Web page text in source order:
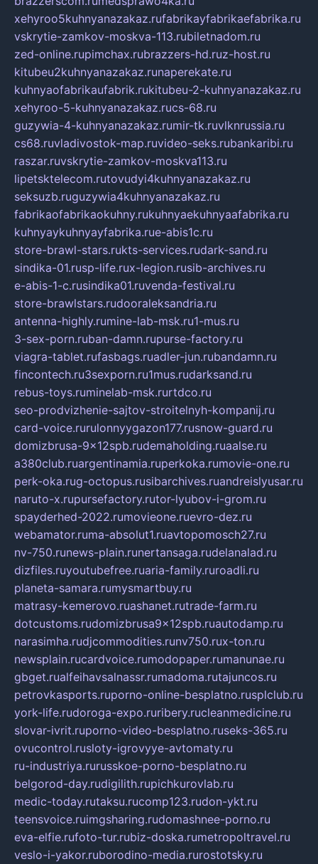
xehyroo5kuhnyanazakaz.rufabrikayfabrikaefabrika.ru
vskrytie-zamkov-moskva-113.rubiletnadom.ru
zed-online.rupimchax.rubrazzers-hd.ruz-host.ru
kitubeu2kuhnyanazakaz.runaperekate.ru
kuhnyaofabrikaufabrik.rukitubeu-2-kuhnyanazakaz.ru
xehyroo-5-kuhnyanazakaz.rucs-68.ru
guzywia-4-kuhnyanazakaz.rumir-tk.ruvlknrussia.ru
cs68.ruvladivostok-map.ruvideo-seks.rubankaribi.ru
raszar.ruvskrytie-zamkov-moskva113.ru
lipetsktelecom.rutovudyi4kuhnyanazakaz.ru
seksuzb.ruguzywia4kuhnyanazakaz.ru
fabrikaofabrikaokuhny.rukuhnyaekuhnyaafabrika.ru
kuhnyaykuhnyayfabrika.rue-abis1c.ru
store-brawl-stars.rukts-services.rudark-sand.ru
sindika-01.rusp-life.rux-legion.rusib-archives.ru
e-abis-1-c.rusindika01.ruvenda-festival.ru
store-brawlstars.rudooraleksandria.ru
antenna-highly.rumine-lab-msk.ru1-mus.ru
3-sex-porn.ruban-damn.rupurse-factory.ru
viagra-tablet.rufasbags.ruadler-jun.rubandamn.ru
fincontech.ru3sexporn.ru1mus.rudarksand.ru
rebus-toys.ruminelab-msk.rurtdco.ru
seo-prodvizhenie-sajtov-stroitelnyh-kompanij.ru
card-voice.rurulonnyygazon177.rusnow-guard.ru
domizbrusa-9x12spb.rudemaholding.ruaalse.ru
a380club.ruargentinamia.ruperkoka.rumovie-one.ru
perk-oka.rug-octopus.rusibarchives.ruandreislyusar.ru
naruto-x.rupursefactory.rutor-lyubov-i-grom.ru
spayderhed-2022.rumovieone.ruevro-dez.ru
webamator.ruma-absolut1.ruavtopomosch27.ru
nv-750.runews-plain.runertansaga.rudelanalad.ru
dizfiles.ruyoutubefree.ruaria-family.ruroadli.ru
planeta-samara.rumysmartbuy.ru
matrasy-kemerovo.ruashanet.rutrade-farm.ru
dotcustoms.rudomizbrusa9x12spb.ruautodamp.ru
narasimha.rudjcommodities.runv750.rux-ton.ru
newsplain.rucardvoice.rumodopaper.rumanunae.ru
gbget.rualfeihavsalnassr.rumadoma.rutajuncos.ru
petrovkasports.ruporno-online-besplatno.rusplclub.ru
york-life.rudoroga-expo.ruribery.rucleanmedicine.ru
slovar-ivrit.ruporno-video-besplatno.ruseks-365.ru
ovucontrol.rusloty-igrovyye-avtomaty.ru
ru-industriya.rurusskoe-porno-besplatno.ru
belgorod-day.rudigilith.rupichkurovlab.ru
medic-today.rutaksu.rucomp123.rudon-ykt.ru
teensvoice.ruimgsharing.rudomashnee-porno.ru
eva-elfie.rufoto-tur.rubiz-doska.rumetropoltravel.ru
veslo-i-yakor.ruborodino-media.rurostotsky.ru